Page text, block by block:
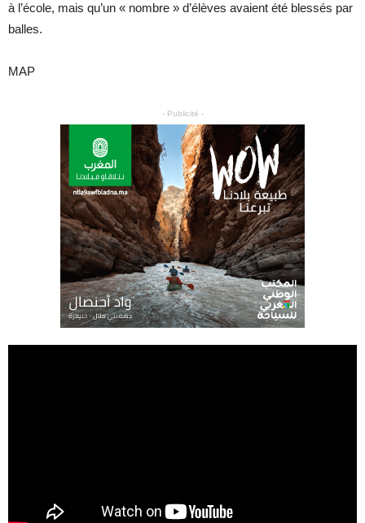
à l’école, mais qu’un « nombre » d’élèves avaient été blessés par
balles.
MAP
- Publicité -